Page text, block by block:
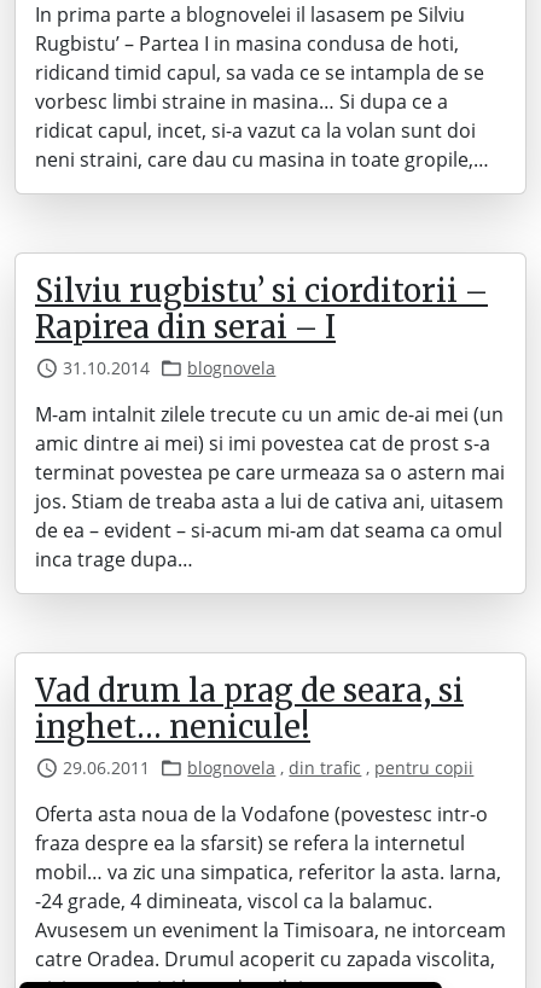
In prima parte a blognovelei il lasasem pe Silviu
Rugbistu’ – Partea I in masina condusa de hoti,
ridicand timid capul, sa vada ce se intampla de se
vorbesc limbi straine in masina… Si dupa ce a
ridicat capul, incet, si-a vazut ca la volan sunt doi
neni straini, care dau cu masina in toate gropile,…
Silviu rugbistu’ si ciorditorii –
Rapirea din serai – I
31.10.2014 blognovela
M-am intalnit zilele trecute cu un amic de-ai mei (un
amic dintre ai mei) si imi povestea cat de prost s-a
terminat povestea pe care urmeaza sa o astern mai
jos. Stiam de treaba asta a lui de cativa ani, uitasem
de ea – evident – si-acum mi-am dat seama ca omul
inca trage dupa…
Vad drum la prag de seara, si
inghet… nenicule!
29.06.2011 blognovela ,din trafic , pentru copii
Oferta asta noua de la Vodafone (povestesc intr-o
fraza despre ea la sfarsit) se refera la internetul
mobil… va zic una simpatica, referitor la asta. Iarna,
-24 grade, 4 dimineata, viscol ca la balamuc.
Avusesem un eveniment la Timisoara, ne intorceam
catre Oradea. Drumul acoperit cu zapada viscolita,